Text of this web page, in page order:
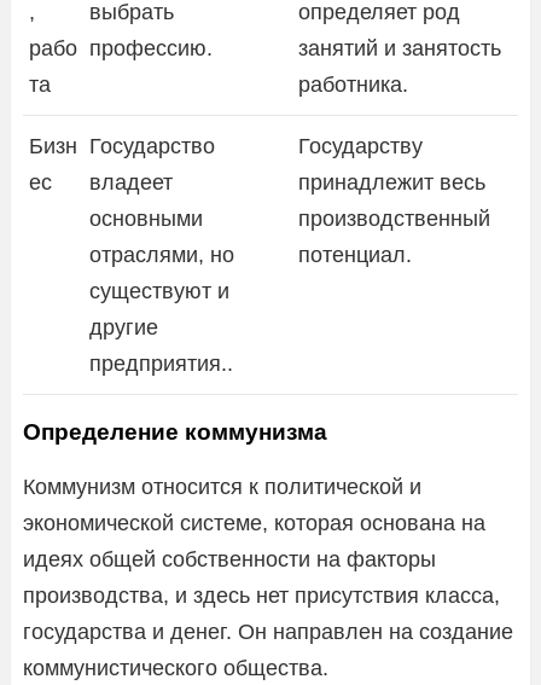
,
рабо
та
выбрать
профессию.
определяет род
занятий и занятость
работника.
Бизн
ес
Государство
владеет
основными
отраслями, но
существуют и
другие
предприятия..
Государству
принадлежит весь
производственный
потенциал.
Определение коммунизма
Коммунизм относится к политической и
экономической системе, которая основана на
идеях общей собственности на факторы
производства, и здесь нет присутствия класса,
государства и денег. Он направлен на создание
коммунистического общества.